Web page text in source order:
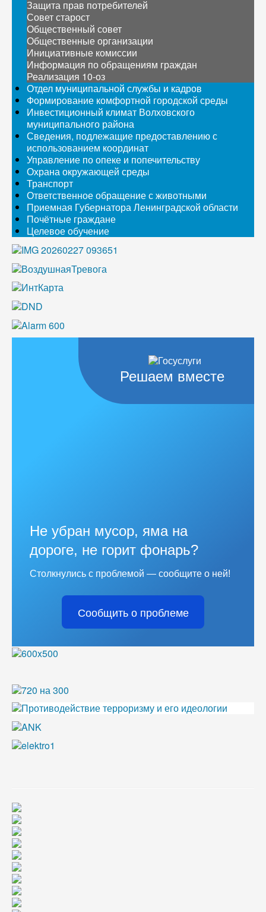
Защита прав потребителей
Совет старост
Общественный совет
Общественные организации
Инициативные комиссии
Информация по обращениям граждан
Реализация 10-оз
Отдел муниципальной службы и кадров
Формирование комфортной городской среды
Инвестиционный климат Волховского
муниципального района
Сведения, подлежащие предоставлению с
использованием координат
Управление по опеке и попечительству
Охрана окружающей среды
Транспорт
Ответственное обращение с животными
Приемная Губернатора Ленинградской области
Почётные граждане
Целевое обучение
Решаем вместе
Не убран мусор, яма на
дороге, не горит фонарь?
Столкнулись с проблемой — сообщите о ней!
Сообщить о проблеме